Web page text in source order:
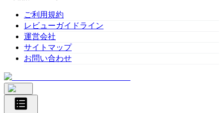
ご利用規約
レビューガイドライン
運営会社
サイトマップ
お問い合わせ